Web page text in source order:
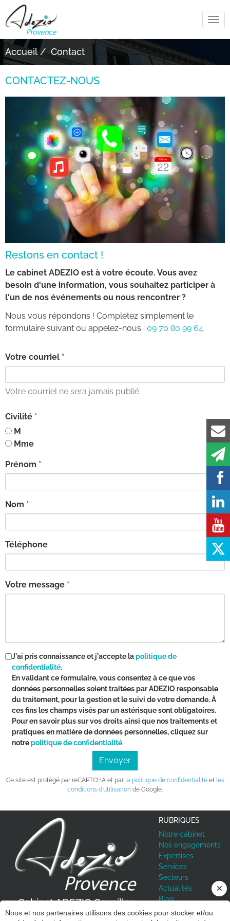
Accueil Contact
CONTACTEZ-NOUS
Restons en contact !
Le cabinet ADEZIO est à votre écoute. Vous avez
besoin d'une information, vous souhaitez participer à
l'un de nos événements ou nous rencontrer ?
Nous vous répondons ! Complétez simplement le
formulaire suivant ou appelez-nous : 09 70 80 99 64.
Votre courriel
Votre courriel ne sera jamais publié
Civilité
M
Mme
Prénom
Nom
Téléphone
Votre message
J'ai pris connaissance et j'accepte lapolitique de
confidentialité.
En validant ce formulaire, vous consentez à ce que vos
données personnelles soient traitées parADEZIOresponsable
du traitement, pour la gestion et le suivi de votre demande. À
ces fins les champs visés par un astérisque sont obligatoires.
Pour en savoir plus sur vos droits ainsi que nos traitements et
pratiques en matière de données personnelles, cliquez sur
notrepolitique de confidentialité
Envoyer
Ce site est protégé par reCAPTCHA et par la politique de confidentialitéet les
conditions d'utilisation de Google.
ADEZIO Cavaillon
DE CAVAILLON
Cabinet ADEZIO Le
BUREAU DE LE PONTET
Previous Next
RUBRIQUES
Notre cabinet
Nos engagements
Expertises
Services
Secteurs
Actualités
Blog
Espace client
Nous et nos partenaires utilisons des cookies pour stocker et/ou